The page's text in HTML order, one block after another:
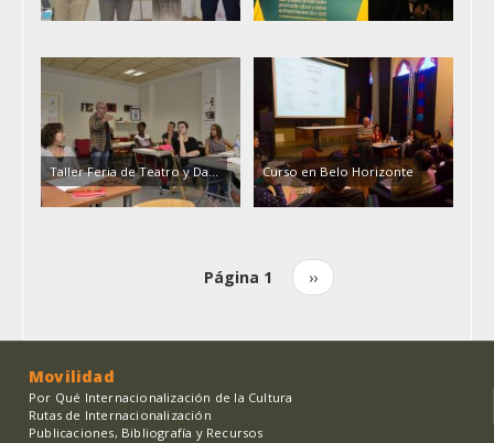
Taller Feria de Teatro y Da... Curso en Belo Horizonte
Página 1
Siguiente
página
››
Movilidad
Por Qué Internacionalización de la Cultura
Rutas de Internacionalización
Publicaciones, Bibliografía y Recursos